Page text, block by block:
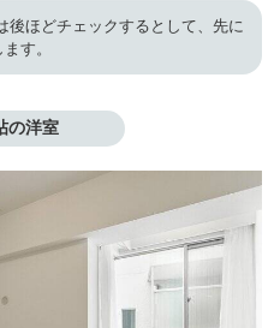
後ほどチェックするとして、先に
す。
の洋室